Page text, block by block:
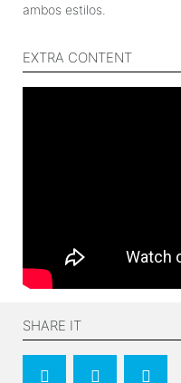
ambos estilos.
EXTRA CONTENT
SHARE IT